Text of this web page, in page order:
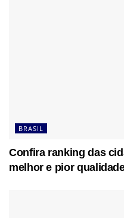
BRASIL
Confira ranking das
melhor e pior